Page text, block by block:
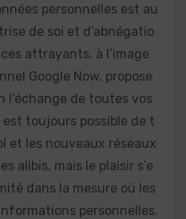
personnelles est au
de soi et d’abnégatio
attrayants, à l’image
Google Now, propose
l’échange de toutes vos
est toujours possible de t
et les nouveaux réseaux
alibis, mais le plaisir s’e
dans la mesure où les
personnelles.